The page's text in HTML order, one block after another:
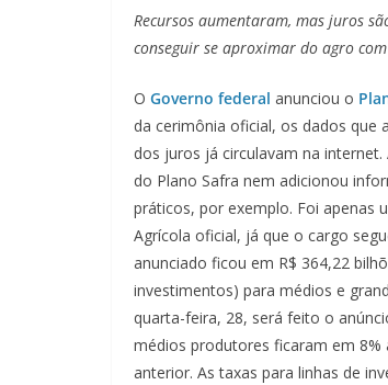
Recursos aumentaram, mas juros
conseguir se aproximar do agro
O Governo federal anunciou o
da cerimônia oficial, os dados
dos juros já circulavam na
do Plano Safra nem adicionou
práticos, por exemplo. Foi apenas
Agrícola oficial, já que o cargo
anunciado ficou em R$ 364,22
investimentos) para médios e
quarta-feira, 28, será feito o
médios produtores ficaram em 8%
anterior. As taxas para linhas de